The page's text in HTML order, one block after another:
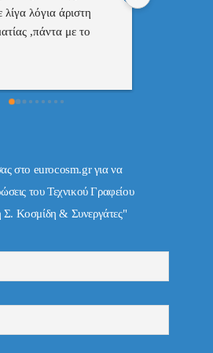
στο eurocosm.gr για να
του Τεχνικού Γραφείου
Κοσμίδη & Συνεργάτες"